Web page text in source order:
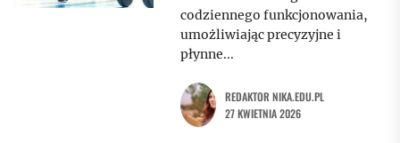
codziennego funkcjonowania,
umożliwiając precyzyjne i
płynne...
REDAKTOR NIKA.EDU.PL
27 KWIETNIA 2026